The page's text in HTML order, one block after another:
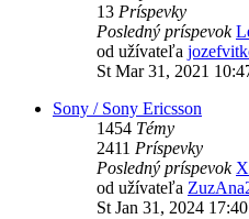
13 Príspevky
Posledný príspevok
od užívateľa
St Mar 31, 2021
Sony / Sony Ericsson
1454 Témy
2411 Príspevky
Posledný príspevok
od užívateľa
St Jan 31, 2024 17:40